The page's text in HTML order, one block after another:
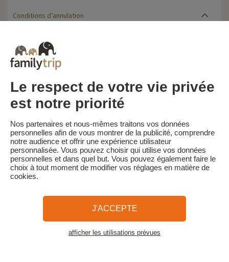
Conditions d’annulation
de la réservation par e-mail 3c5 jours avant le début du séjour.
Les pénalités d'annulation sont calculées sur la base du barème
suivant :
• Annulation 30 jours ou plus avant la date de début du séjour :
acompte conservé
• Annulation moins de 30 jours avant la date de début du séjour :
100 % du prix du séjour
Familytrip vous conseille de souscrire l'assurance annulation.
Souscrivez au moment de la réservation ou dans les 24h suivant
votre réservation par téléphone.
CGV et Charte de Confidentialité
La Presse parle de nous
Plan du site
Le respect de votre vie privée
est notre priorité
Nos partenaires et nous-mêmes traitons vos données
personnelles afin de vous montrer de la publicité, comprendre
notre audience et offrir une expérience utilisateur
personnalisée. Vous pouvez choisir qui utilise vos données
personnelles et dans quel but. Vous pouvez également faire le
choix à tout moment de modifier vos réglages en matière de
cookies.
J'ACCEPTE
afficher les utilisations prévues